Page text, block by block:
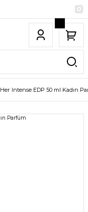
Her Intense EDP 50 ml Kadın